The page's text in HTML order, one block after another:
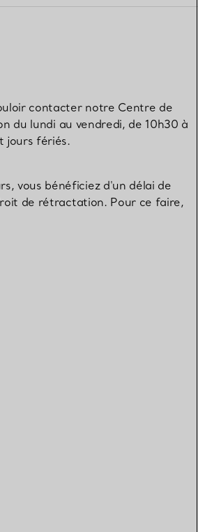
contacter notre Centre de
du lundi au vendredi, de 10h30 à
jours fériés.
vous bénéficiez d'un délai de
de rétractation. Pour ce faire,